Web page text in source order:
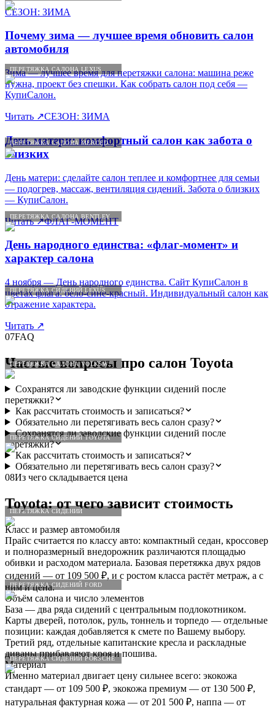
ПЕРЕТЯЖКА САЛОНА LEXUS
ПЕРЕТЯЖКА САЛОНА MERCEDES-BENZ
ПЕРЕТЯЖКА САЛОНА BENTLEY
ПЕРЕТЯЖКА СИДЕНИЙ LEXUS
ПЕРЕТЯЖКА САЛОНА VOLKSWAGEN
ПЕРЕТЯЖКА СИДЕНИЙ TOYOTA
ПЕРЕТЯЖКА СИДЕНИЙ
ПЕРЕТЯЖКА СИДЕНИЙ FORD
ПЕРЕТЯЖКА СИДЕНИЙ PORSCHE
СЕЗОН: ЗИМА
Почему зима — лучшее время обновить салон
автомобиля
Зима — лучшее время для перетяжки салона: машина реже
нужна, проект без спешки. Как собрать салон под себя —
КупиСалон.
Читать ↗СЕЗОН: ЗИМА
День матери: комфортный салон как забота о
близких
День матери: сделайте салон теплее и комфортнее для семьи
— подогрев, массаж, вентиляция сидений. Забота о близких
— КупиСалон.
Читать↗ФЛАГ-МОМЕНТ
День народного единства: «флаг-момент» и
характер салона
4 ноября — День народного единства. Сайт КупиСалон в
цветах флага: бело-сине-красный. Индивидуальный салон как
отражение характера.
Читать ↗
07FAQ
Частые вопросы про салон Toyota
Сохранятся ли заводские функции сидений после
перетяжки?
Как рассчитать стоимость и записаться?
Обязательно ли перетягивать весь салон сразу?
Сохранятся ли заводские функции сидений после
перетяжки?
Как рассчитать стоимость и записаться?
Обязательно ли перетягивать весь салон сразу?
08Из чего складывается цена
Toyota: от чего зависит стоимость
Класс и размер автомобиля
Прайс считается по классу авто: компактный седан, кроссовер
и полноразмерный внедорожник различаются площадью
обивки и расходом материала. Базовая перетяжка двух рядов
сидений — от 109 500 ₽, и с ростом класса растёт метраж, а с
ним и цена.
Объём салона и число элементов
База — два ряда сидений с центральным подлокотником.
Карты дверей, потолок, руль, тоннель и торпедо — отдельные
позиции: каждая добавляется к смете по Вашему выбору.
Третий ряд, отдельные капитанские кресла и раскладные
диваны прибавляют кроя и пошива.
Материал
Именно материал двигает цену сильнее всего: экокожа
стандарт — от 109 500 ₽, экокожа премиум — от 130 500 ₽,
натуральная фактурная кожа — от 201 500 ₽, наппа — от